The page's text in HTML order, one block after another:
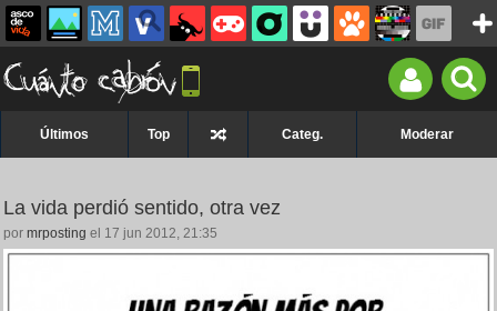
Últimos Top Categ. Moderar
La vida perdió sentido, otra vez
por mrposting el 17 jun 2012, 21:35